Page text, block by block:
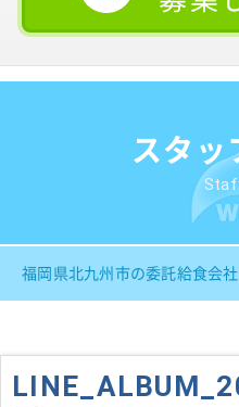
スタッ
福岡県北九州市の委託給食会